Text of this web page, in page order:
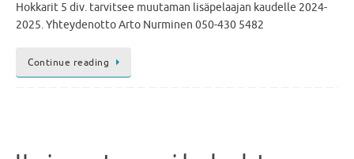
Hokkarit 5 div. tarvitsee muutaman lisäpelaajan kaudelle 2024-
2025. Yhteydenotto Arto Nurminen 050-430 5482
Continue reading